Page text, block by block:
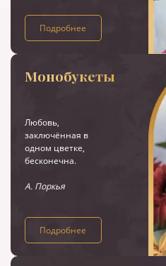
Подробнее
Монобукеты
Любовь,
заключённая в
одном цветке,
бесконечна.
А. Поркья
Подробнее